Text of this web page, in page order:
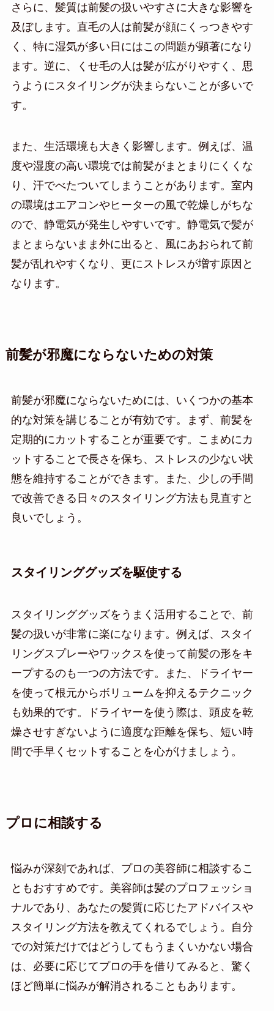
さらに、髪質は前髪の扱いやすさに大きな影響を
及ぼします。直毛の人は前髪が顔にくっつきやす
く、特に湿気が多い日にはこの問題が顕著になり
ます。逆に、くせ毛の人は髪が広がりやすく、思
うようにスタイリングが決まらないことが多いで
す。
また、生活環境も大きく影響します。例えば、温
度や湿度の高い環境では前髪がまとまりにくくな
り、汗でべたついてしまうことがあります。室内
の環境はエアコンやヒーターの風で乾燥しがちな
ので、静電気が発生しやすいです。静電気で髪が
まとまらないまま外に出ると、風にあおられて前
髪が乱れやすくなり、更にストレスが増す原因と
なります。
前髪が邪魔にならないための対策
前髪が邪魔にならないためには、いくつかの基本
的な対策を講じることが有効です。まず、前髪を
定期的にカットすることが重要です。こまめにカ
ットすることで長さを保ち、ストレスの少ない状
態を維持することができます。また、少しの手間
で改善できる日々のスタイリング方法も見直すと
良いでしょう。
スタイリンググッズを駆使する
スタイリンググッズをうまく活用することで、前
髪の扱いが非常に楽になります。例えば、スタイ
リングスプレーやワックスを使って前髪の形をキ
ープするのも一つの方法です。また、ドライヤー
を使って根元からボリュームを抑えるテクニック
も効果的です。ドライヤーを使う際は、頭皮を乾
燥させすぎないように適度な距離を保ち、短い時
間で手早くセットすることを心がけましょう。
プロに相談する
悩みが深刻であれば、プロの美容師に相談するこ
ともおすすめです。美容師は髪のプロフェッショ
ナルであり、あなたの髪質に応じたアドバイスや
スタイリング方法を教えてくれるでしょう。自分
での対策だけではどうしてもうまくいかない場合
は、必要に応じてプロの手を借りてみると、驚く
ほど簡単に悩みが解消されることもあります。